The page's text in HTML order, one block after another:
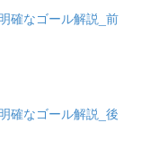
確なゴール解説_前
確なゴール解説_後